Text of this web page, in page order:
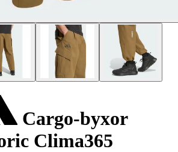
Cargo-byxor
Clima365